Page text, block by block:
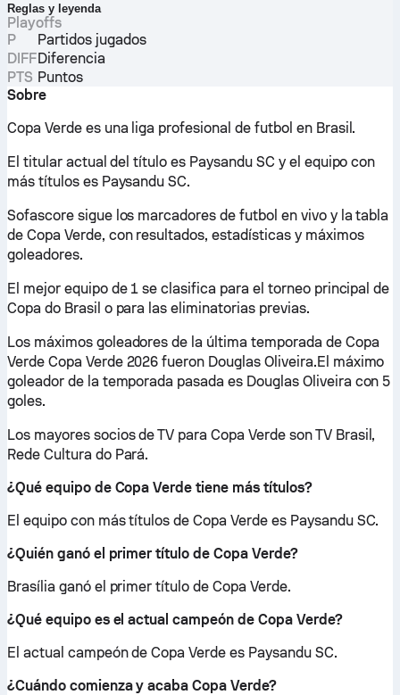
Reglas y leyenda
Playoffs
P
Partidos jugados
DIFFDiferencia
PTS Puntos
Sobre
Copa Verde es una liga profesional de futbol en Brasil.
El titular actual del título es Paysandu SC y el equipo con
más títulos es Paysandu SC.
Sofascore sigue los marcadores de futbol en vivo y la tabla
de Copa Verde, con resultados, estadísticas y máximos
goleadores.
El mejor equipo de 1 se clasifica para el torneo principal de
Copa do Brasil o para las eliminatorias previas.
Los máximos goleadores de la última temporada de Copa
Verde Copa Verde 2026 fueron Douglas Oliveira.El máximo
goleador de la temporada pasada es Douglas Oliveira con 5
goles.
Los mayores socios de TV para Copa Verde son TV Brasil,
Rede Cultura do Pará.
¿Qué equipo de Copa Verde tiene más títulos?
El equipo con más títulos de Copa Verde es Paysandu SC.
¿Quién ganó el primer título de Copa Verde?
Brasília ganó el primer título de Copa Verde.
¿Qué equipo es el actual campeón de Copa Verde?
El actual campeón de Copa Verde es Paysandu SC.
¿Cuándo comienza y acaba Copa Verde?